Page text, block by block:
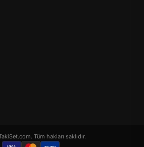
Tüm hakları saklıdır.